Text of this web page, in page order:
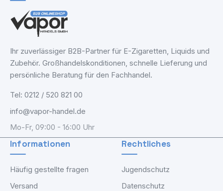
Ihr zuverlässiger B2B-Partner für E-Zigaretten, Liquids und
Zubehör. Großhandelskonditionen, schnelle Lieferung und
persönliche Beratung für den Fachhandel.
Tel: 0212 / 520 821 00
info@vapor-handel.de
Mo-Fr, 09:00 - 16:00 Uhr
Informationen
Häufig gestellte fragen
Versand
Rechtliches
Jugendschutz
Datenschutz